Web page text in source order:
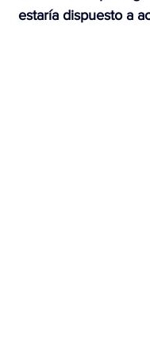
estaría dispuesto a